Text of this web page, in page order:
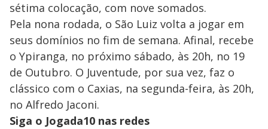
sétima colocação, com nove somados.
Pela nona rodada, o São Luiz volta a jogar em
seus domínios no fim de semana. Afinal, recebe
o Ypiranga, no próximo sábado, às 20h, no 19
de Outubro. O Juventude, por sua vez, faz o
clássico com o Caxias, na segunda-feira, às 20h,
no Alfredo Jaconi.
Siga o Jogada10 nas redes